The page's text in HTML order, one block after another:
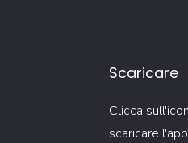
Scaricare
Clicca
scaricare